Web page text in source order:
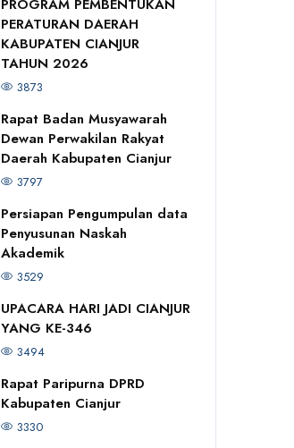
PROGRAM PEMBENTUKAN
PERATURAN DAERAH
KABUPATEN CIANJUR
TAHUN 2026
3873
Rapat Badan Musyawarah
Dewan Perwakilan Rakyat
Daerah Kabupaten Cianjur
3797
Persiapan Pengumpulan data
Penyusunan Naskah
Akademik
3529
UPACARA HARI JADI CIANJUR
YANG KE-346
3494
Rapat Paripurna DPRD
Kabupaten Cianjur
3330